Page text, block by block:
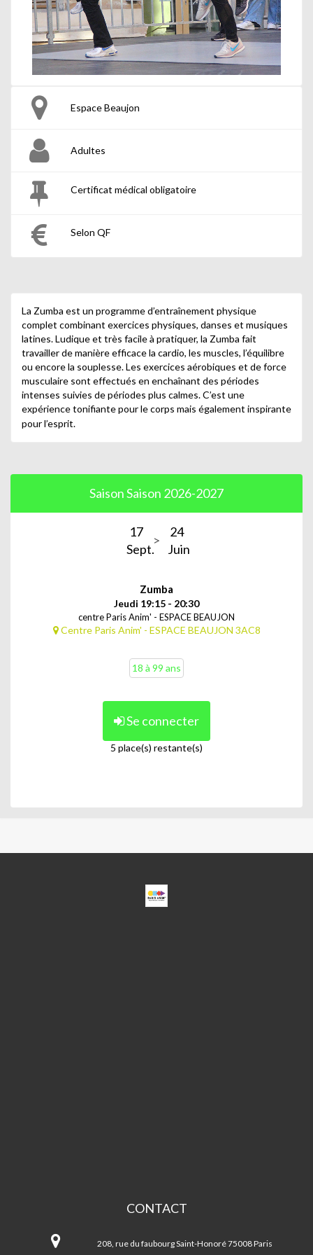
Espace Beaujon
Adultes
Certificat médical obligatoire
Selon QF
La Zumba est un programme d’entraînement physique
complet combinant exercices physiques, danses et musiques
latines. Ludique et très facile à pratiquer, la Zumba fait
travailler de manière efficace la cardio, les muscles, l’équilibre
ou encore la souplesse. Les exercices aérobiques et de force
musculaire sont effectués en enchaînant des périodes
intenses suivies de périodes plus calmes. C’est une
expérience tonifiante pour le corps mais également inspirante
pour l’esprit.
Saison Saison 2026-2027
17
Sept.
24
Juin
Zumba
Jeudi 19:15 - 20:30
centre Paris Anim' - ESPACE BEAUJON
Centre Paris Anim' - ESPACE BEAUJON 3AC8
18 à 99 ans
Se connecter
5 place(s) restante(s)
ESPACE
BEAUJON
CONTACT
Beaujon
208, rue du faubourg Saint-Honoré 75008 Paris